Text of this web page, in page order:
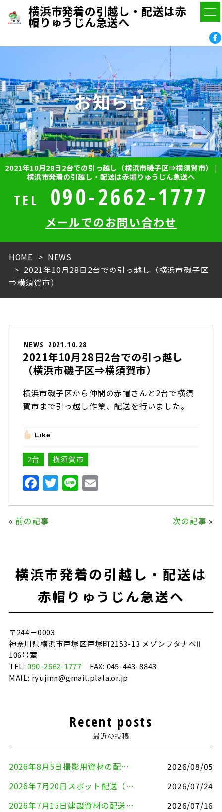
横浜市発着の引越し・配送は赤
帽りゅうじん急送へ
お知らせ
2021年10月28日2台での引っ越し（横浜市磯子区⇒横須賀市） |
横浜市発着の引越し・配送は赤帽りゅうじん急送へ
TEL 090-2662-1777
メールでのお問い合わせ
HOME
NEWS
2021年10月28日2台での引っ越し（横浜市磯子区
⇒横須賀市）
NEWS 2021.10.28
2021年10月28日2台での引っ越し
（横浜市磯子区⇒横須賀市）
横浜市磯子区から仲間の赤帽さんと2台で横須
賀市まで引っ越し作業、配送を行いました。
Like
2台 横須賀市
F
a
c
e
o
o
k
T
w
Li
n
E
m
« 前の記事 次の記事 »
横浜市発着の引越し・配送は
赤帽りゅうじん急送へ
〒244－0003
神奈川県横浜市戸塚区戸塚町2153-13 メゾンワタナベⅡ
106号室
TEL: 090-2662-1777 FAX: 045-443-8843
MAIL: ryujinn@gmail.plala.or.jp
Recent posts
最近の投稿
2026年8月5日撮影用資材の配送（鎌倉市⇒港区）
2026/08/05
2026年7月20日スポット配送（横浜市金沢区⇒愛知県豊川市）
2026/07/24
2026年7月15日建設資材の配送（横浜市金沢区⇒横須賀市）
2026/07/16